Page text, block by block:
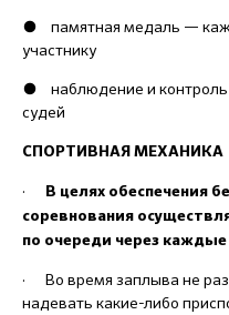
● памятная медаль —
участнику
● наблюдение и контроль
судей
СПОРТИВНАЯ МЕХАНИКА
·
В целях обеспечения
соревнования
по очереди через каждые
· Во время заплыва не
надевать какие-либо